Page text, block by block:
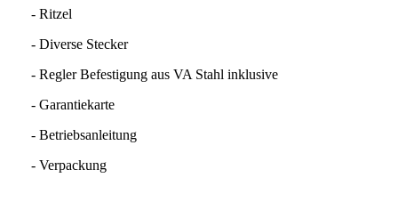
- Ritzel
- Diverse Stecker
- Regler Befestigung aus VA Stahl inklusive
- Garantiekarte
- Betriebsanleitung
- Verpackung